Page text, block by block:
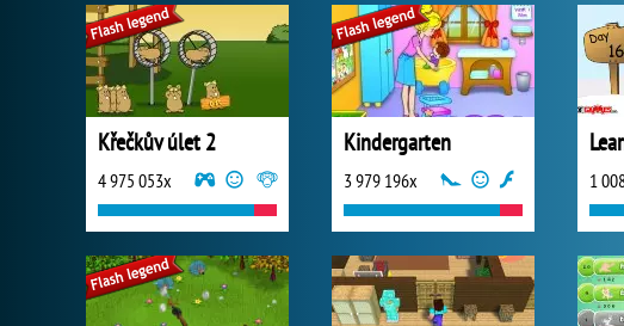
Křečkův úlet 2
4 975 053x
Kindergarten
3 979 196x 1